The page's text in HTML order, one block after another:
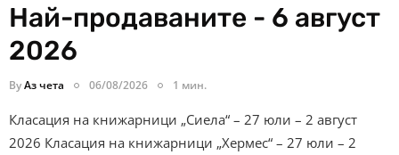
Най-продаваните - 6 август
2026
ByАз чета 06/08/2026 1 мин.
Класация на книжарници „Сиела“ – 27 юли – 2 август
2026 Класация на книжарници „Хермес“ – 27 юли – 2